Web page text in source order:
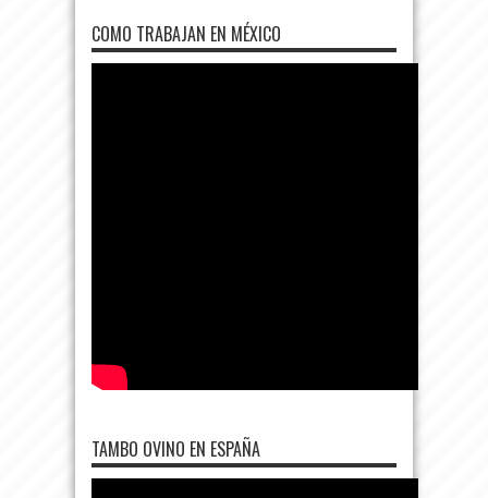
COMO TRABAJAN EN MÉXICO
TAMBO OVINO EN ESPAÑA